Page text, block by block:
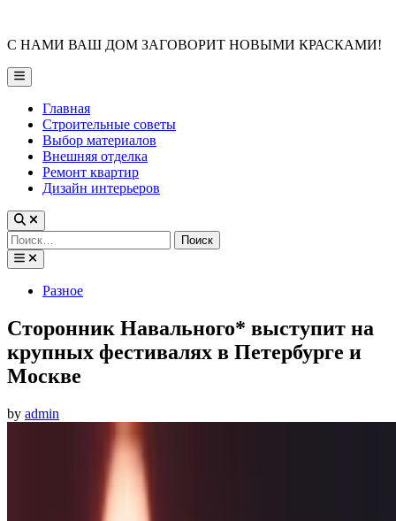
content
С НАМИ ВАШ ДОМ ЗАГОВОРИТ НОВЫМИ КРАСКАМИ!
Main
Menu
Главная
Строительные советы
Выбор материалов
Внешняя отделка
Ремонт квартир
Дизайн интерьеров
Найти:
PostedРазное
Сторонник Навального* выступит на
крупных фестивалях в Петербурге и
Москве
by admin